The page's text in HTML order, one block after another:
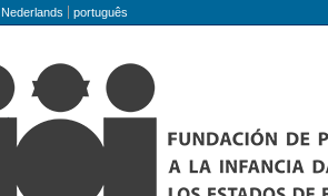
Nederlands português